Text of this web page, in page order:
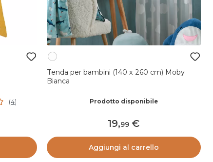
(4)
Tenda per bambini (140 x 260 cm) Moby
Bianca
Prodotto disponibile
19,99
Aggiungi al carrello